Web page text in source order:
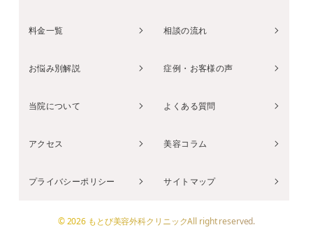
料金一覧 相談の流れ
お悩み別解説 症例・お客様の声
当院について よくある質問
アクセス 美容コラム
プライバシーポリシー サイトマップ
© 2026 もとび美容外科クリニックAll right reserved.